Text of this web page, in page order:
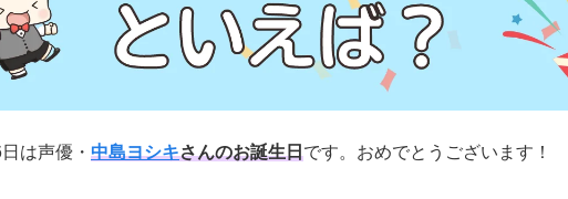
は声優・ 中島ヨシキさんのお誕生日です。おめでとうございます！